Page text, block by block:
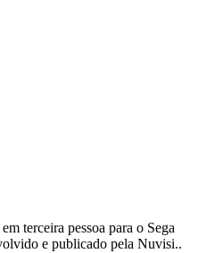
terceira pessoa para o Sega
e publicado pela Nuvisi..